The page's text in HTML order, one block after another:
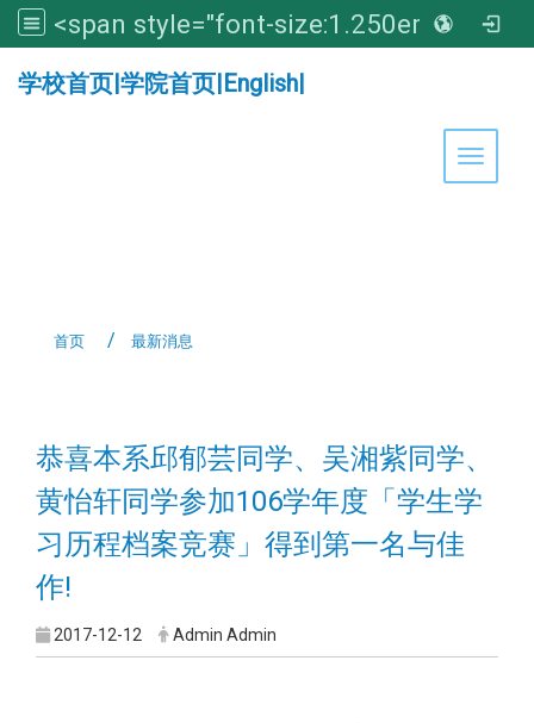
<span style="font-size:1.250em;"><strong>亚洲大学医学暨健康学院</strong></span>
学校首页|学院首页|English|
Toggle
首页 最新消息
恭喜本系邱郁芸同学、吴湘紫同学、
黄怡轩同学参加106学年度「学生学
习历程档案竞赛」得到第一名与佳
作!
2017-12-12 Admin Admin